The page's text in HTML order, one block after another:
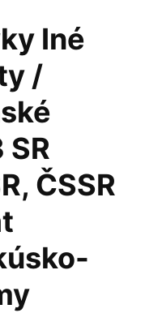
Iné
/
ČSSR